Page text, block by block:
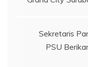
Sekretaris
PSU